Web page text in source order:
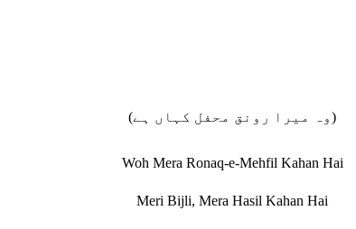
(وہ میرا رونق محفل کہاں ہے)
Woh Mera Ronaq-e-Mehfil Kahan Hai
Meri Bijli, Mera Hasil Kahan Hai